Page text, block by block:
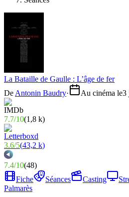
La Bataille de Gaulle : L’âge de fer
De Antonin Baudry· Au cinéma le3
7.7/10(1,8 k)
3.6/5(43,2 k)
7.4/10(48)
Fiche
Séances Casting
Palmarès